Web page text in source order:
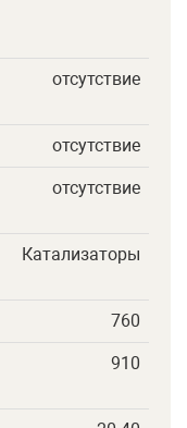
отсутствие
отсутствие
отсутствие
Катализаторы
760
910